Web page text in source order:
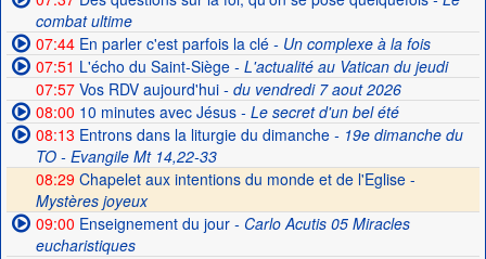
combat ultime
07:44En parler c'est parfois la clé- Un complexe à la fois
07:51 L'écho du Saint-Siège- L'actualité au Vatican du jeudi
07:57Vos RDV aujourd'hui- du vendredi 7 aout 2026
08:00 10 minutes avec Jésus- Le secret d'un bel été
08:13 Entrons dans la liturgie du dimanche- 19e dimanche du
TO - Evangile Mt 14,22-33
08:29 Chapelet aux intentions du monde et de l'Eglise -
Mystères joyeux
09:00 Enseignement du jour- Carlo Acutis 05 Miracles
eucharistiques